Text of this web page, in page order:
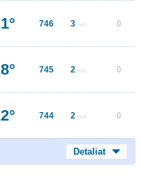
746 3 m/s 0
745 2 m/s 0
744 2 m/s 0
Detaliat